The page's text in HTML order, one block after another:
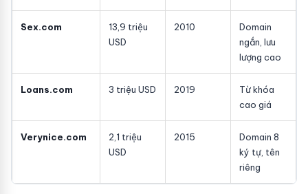
Sex.com
13,9 triệu
USD
2010
Domain
ngắn, lưu
lượng cao
Loans.com 3 triệu USD 2019
Từ khóa
cao giá
Verynice.com
2,1 triệu
USD
2015
Domain 8
ký tự, tên
riêng